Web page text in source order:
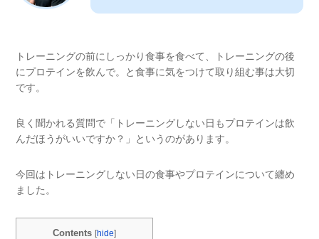
トレーニングの前にしっかり食事を食べて、トレーニングの後
にプロテインを飲んで。と食事に気をつけて取り組む事は大切
です。
良く聞かれる質問で「トレーニングしない日もプロテインは飲
んだほうがいいですか？」というのがあります。
今回はトレーニングしない日の食事やプロテインについて纏め
ました。
Contents [hide]